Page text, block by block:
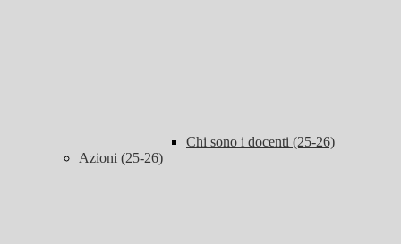
Chi sono i docenti (25-26)
Azioni (25-26)